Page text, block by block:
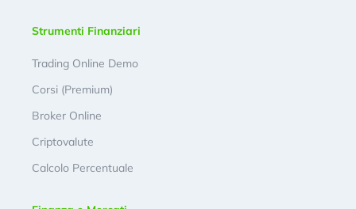
Strumenti Finanziari
Trading Online Demo
Corsi (Premium)
Broker Online
Criptovalute
Calcolo Percentuale